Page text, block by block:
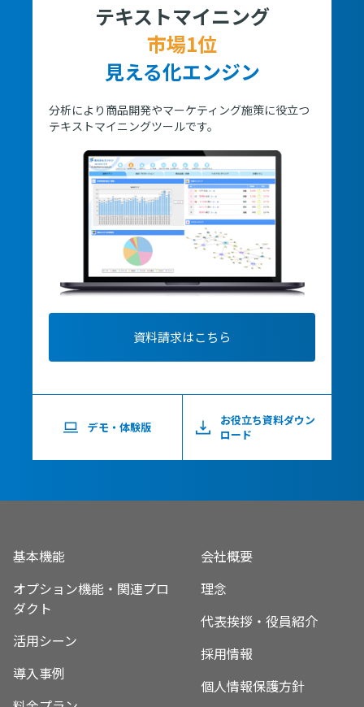
テキストマイニング
市場1位
見える化エンジン
分析により商品開発やマーケティング施策に役立つ
テキストマイニングツールです。
資料請求はこちら
デモ・体験版
お役立ち資料ダウン
ロード
基本機能
オプション機能・関連プロ
ダクト
活用シーン
導入事例
会社概要
理念
代表挨拶・役員紹介
採用情報
個人情報保護方針